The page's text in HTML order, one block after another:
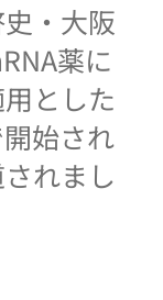
・大阪
薬に
とした
始され
れまし